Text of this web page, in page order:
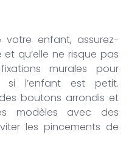
enfant, assurez-
qu’elle ne risque pas
murales pour
si l’enfant est petit.
boutons arrondis et
modèles avec des
les pincements de